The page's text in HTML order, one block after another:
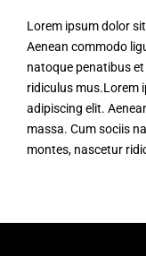
Lorem ipsum dolor
Aenean commodo
natoque penatibus
ridiculus mus.Lorem
adipiscing elit.
massa. Cum sociis
montes, nascetur